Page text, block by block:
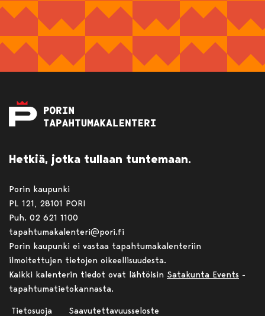
Hetkiä, jotka tullaan tuntemaan.
Porin kaupunki
PL 121, 28101 PORI
Puh. 02 621 1100
tapahtumakalenteri@pori.fi
Porin kaupunki ei vastaa tapahtumakalenteriin
ilmoitettujen tietojen oikeellisuudesta.
Kaikki kalenterin tiedot ovat lähtöisin Satakunta Events -
tapahtumatietokannasta.
Tietosuoja Saavutettavuusseloste